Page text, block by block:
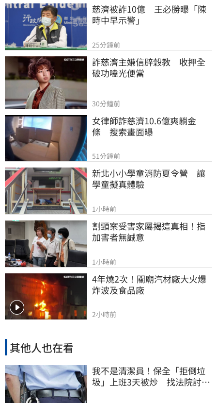
慈濟被詐10億　王必勝曝「陳
時中早示警」
25分鐘前
詐慈濟主嫌信辟穀教　收押全
破功嗑光便當
30分鐘前
女律師詐慈濟10.6億爽躺金
條　搜索畫面曝
51分鐘前
新北小小學童消防夏令營　讓
學童擬真體驗
1小時前
割頸案受害家屬揭這真相！指
加害者無誠意
1小時前
4年燒2次！關廟汽材廠大火爆
炸波及食品廠
2小時前
其他人也在看
我不是清潔員！保全「拒倒垃
圾」上班3天被炒 找法院討公